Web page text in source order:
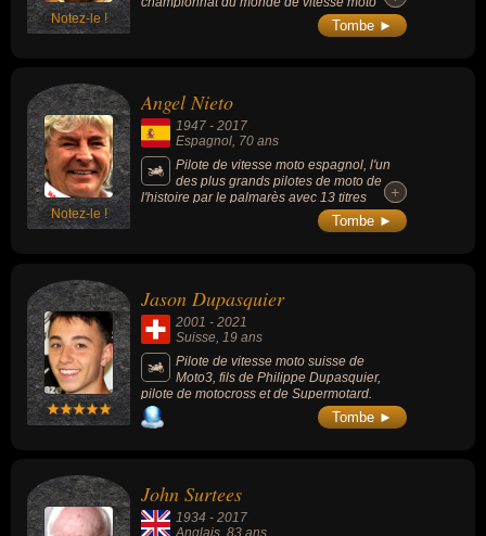
Notez-le !
dans les catégories 125 cm3, 250 cm3 et
Tombe ►
Notez-le !
Angel Nieto
1947 - 2017
Espagnol, 70 ans
Pilote de vitesse moto espagnol, l'un
des plus grands pilotes de moto de
l'histoire par le palmarès avec 13 titres
mondiaux, 6 titres en 50 cm3 et 7 titres en
+
+
Tombe ►
Jason Dupasquier
2001 - 2021
Suisse , 19 ans
Pilote de vitesse moto suisse de
Moto3, fils de Philippe Dupasquier,
pilote de motocross et de Supermotard.
Tombe ►
John Surtees
1934 - 2017